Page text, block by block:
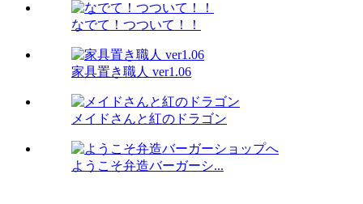
なでて！つついて！！
家具置き職人 ver1.06
メイドさんと紅のドラゴン
ようこそ弁造バーガーシ...